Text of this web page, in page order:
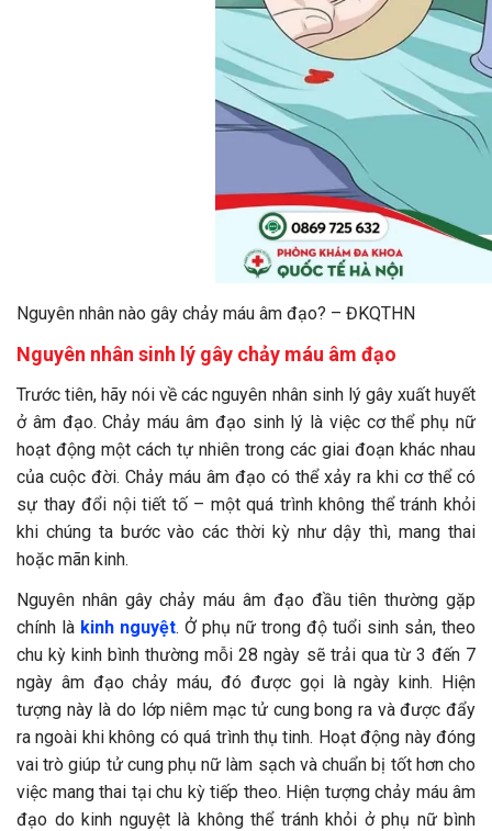
Nguyên nhân nào gây chảy máu âm đạo? – ĐKQTHN
Nguyên nhân sinh lý gây chảy máu âm đạo
Trước tiên, hãy nói về các nguyên nhân sinh lý gây xuất huyết
ở âm đạo. Chảy máu âm đạo sinh lý là việc cơ thể phụ nữ
hoạt động một cách tự nhiên trong các giai đoạn khác nhau
của cuộc đời. Chảy máu âm đạo có thể xảy ra khi cơ thể có
sự thay đổi nội tiết tố – một quá trình không thể tránh khỏi
khi chúng ta bước vào các thời kỳ như dậy thì, mang thai
hoặc mãn kinh.
Nguyên nhân gây chảy máu âm đạo đầu tiên thường gặp
chính là kinh nguyệt. Ở phụ nữ trong độ tuổi sinh sản, theo
chu kỳ kinh bình thường mỗi 28 ngày sẽ trải qua từ 3 đến 7
ngày âm đạo chảy máu, đó được gọi là ngày kinh. Hiện
tượng này là do lớp niêm mạc tử cung bong ra và được đẩy
ra ngoài khi không có quá trình thụ tinh. Hoạt động này đóng
vai trò giúp tử cung phụ nữ làm sạch và chuẩn bị tốt hơn cho
việc mang thai tại chu kỳ tiếp theo. Hiện tượng chảy máu âm
đạo do kinh nguyệt là không thể tránh khỏi ở phụ nữ bình